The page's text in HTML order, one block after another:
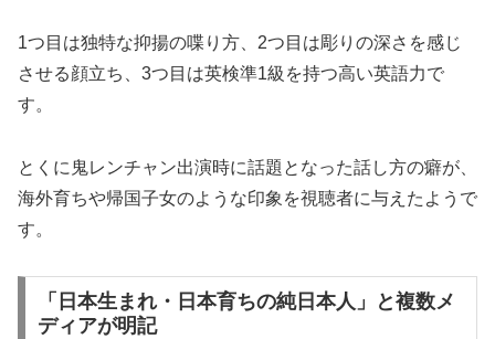
1つ目は独特な抑揚の喋り方、2つ目は彫りの深さを感じ
させる顔立ち、3つ目は英検準1級を持つ高い英語力で
す。
とくに鬼レンチャン出演時に話題となった話し方の癖が、
海外育ちや帰国子女のような印象を視聴者に与えたようで
す。
「日本生まれ・日本育ちの純日本人」と複数メ
ディアが明記